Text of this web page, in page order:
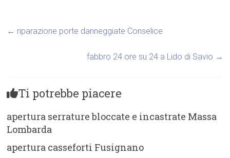
← riparazione porte danneggiate Conselice
fabbro 24 ore su 24 a Lido di Savio →
Ti potrebbe piacere
apertura serrature bloccate e incastrate Massa
Lombarda
apertura casseforti Fusignano